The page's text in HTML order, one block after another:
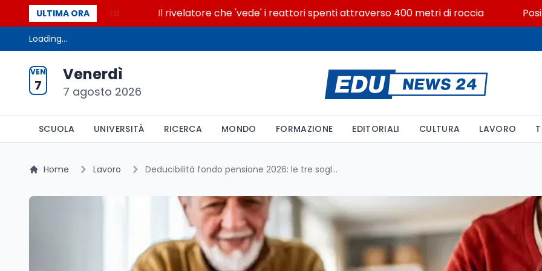
ULTIMA ORA
la glicolisi Il rivelatore che 'vede' i reattori spenti attraverso 400 metri di roccia Posizioni
Loading...
VEN
7
Venerdì
7 agosto 2026
SCUOLA UNIVERSITÀ RICERCA MONDO FORMAZIONE EDITORIALI CULTURA LAVORO
Home Lavoro Deducibilità fondo pensione 2026: le tre soglie e chi non può usarle